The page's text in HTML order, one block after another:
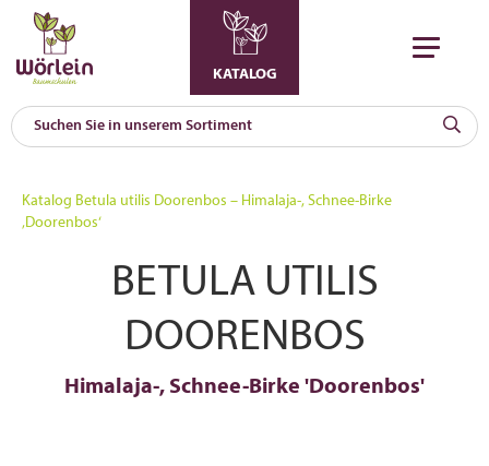
KATALOG
Katalog Betula utilis Doorenbos – Himalaja-, Schnee-Birke
‚Doorenbos‘
BETULA UTILIS
DOORENBOS
Himalaja-, Schnee-Birke 'Doorenbos'